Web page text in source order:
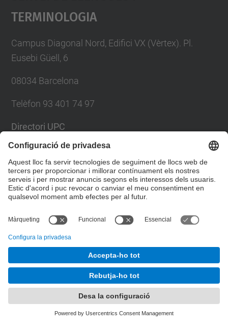
Terminologia
Campus Diagonal Nord, Edifici VX (Vèrtex). Pl.
Eusebi Güell, 6
08034 Barcelona
Telèfon 93 401 74 97
Directori UPC
Formulari de contacte
Llista Xarxes Socials
Servei de Llengües i Terminologia.
Desenvolupat amb